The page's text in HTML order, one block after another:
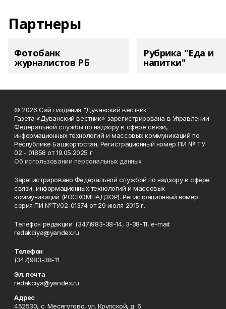
Партнеры
Фотобанк
журналистов РБ
Рубрика "Еда и
напитки"
© 2026 Сайт издания "Дуванский вестник"
Газета «Дуванский вестник» зарегистрирована в Управлении
Федеральной службы по надзору в сфере связи,
информационных технологий и массовых коммуникаций по
Республике Башкортостан. Регистрационный номер ПИ № ТУ
02 - 01858 от 19.05.2025 г.
Об использовании персональных данных
Зарегистрировано Федеральной службой по надзору в сфере
связи, информационных технологий и массовых
коммуникаций (РОСКОМНАДЗОР). Регистрационный номер:
серия ПИ №ТУ02-01374 от 29 июля 2015 г.
Телефон редакции: (347)983-38-14, 3-38-11, e-mail:
redakciya@yandex.ru
Телефон
(347)983-38-11
Эл. почта
redakciya@yandex.ru
Адрес
452530, с. Месягутово, ул. Крупской, д. 6